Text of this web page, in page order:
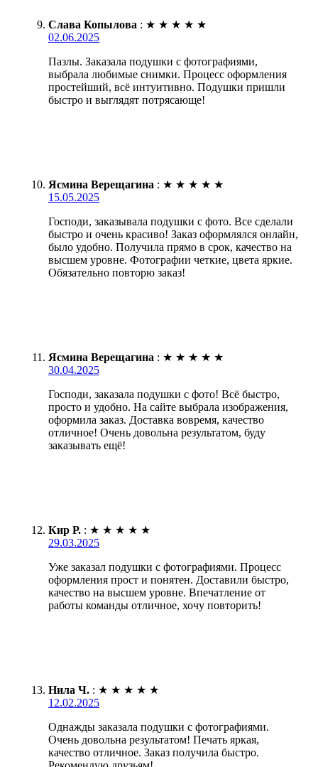
Слава Копылова : ★ ★ ★ ★ ★
02.06.2025
Пазлы. Заказала подушки с фотографиями,
выбрала любимые снимки. Процесс оформления
простейший, всё интуитивно. Подушки пришли
быстро и выглядят потрясающе!
Ясмина Верещагина : ★ ★ ★ ★ ★
15.05.2025
Господи, заказывала подушки с фото. Все сделали
быстро и очень красиво! Заказ оформлялся онлайн,
было удобно. Получила прямо в срок, качество на
высшем уровне. Фотографии четкие, цвета яркие.
Обязательно повторю заказ!
Ясмина Верещагина : ★ ★ ★ ★ ★
30.04.2025
Господи, заказала подушки с фото! Всё быстро,
просто и удобно. На сайте выбрала изображения,
оформила заказ. Доставка вовремя, качество
отличное! Очень довольна результатом, буду
заказывать ещё!
Кир Р. : ★ ★ ★ ★ ★
29.03.2025
Уже заказал подушки с фотографиями. Процесс
оформления прост и понятен. Доставили быстро,
качество на высшем уровне. Впечатление от
работы команды отличное, хочу повторить!
Нила Ч. : ★ ★ ★ ★ ★
12.02.2025
Однажды заказала подушки с фотографиями.
Очень довольна результатом! Печать яркая,
качество отличное. Заказ получила быстро.